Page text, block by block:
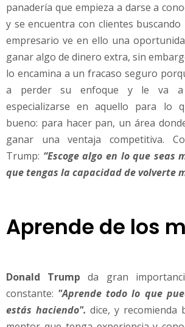
panadería que empieza a darse a
y se encuentra con clientes buscando
empresario ve en ello una
ganar algo de dinero extra, sin
lo encamina a un fracaso seguro
a perder su enfoque y le va a
especializarse en aquello para lo
bueno: para hacer pan, un área
ganar una ventaja competitiva.
Trump: “Escoge algo en lo que seas
que tengas la capacidad de volverte
Aprende de los
Donald Trump da gran
constante: "Aprende todo lo que
estás haciendo". dice, y recomienda